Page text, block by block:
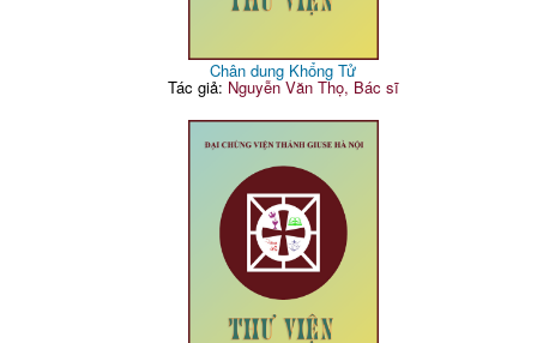
Chân dung Khổng Tử
Tác giả: Nguyễn Văn Thọ, Bác sĩ